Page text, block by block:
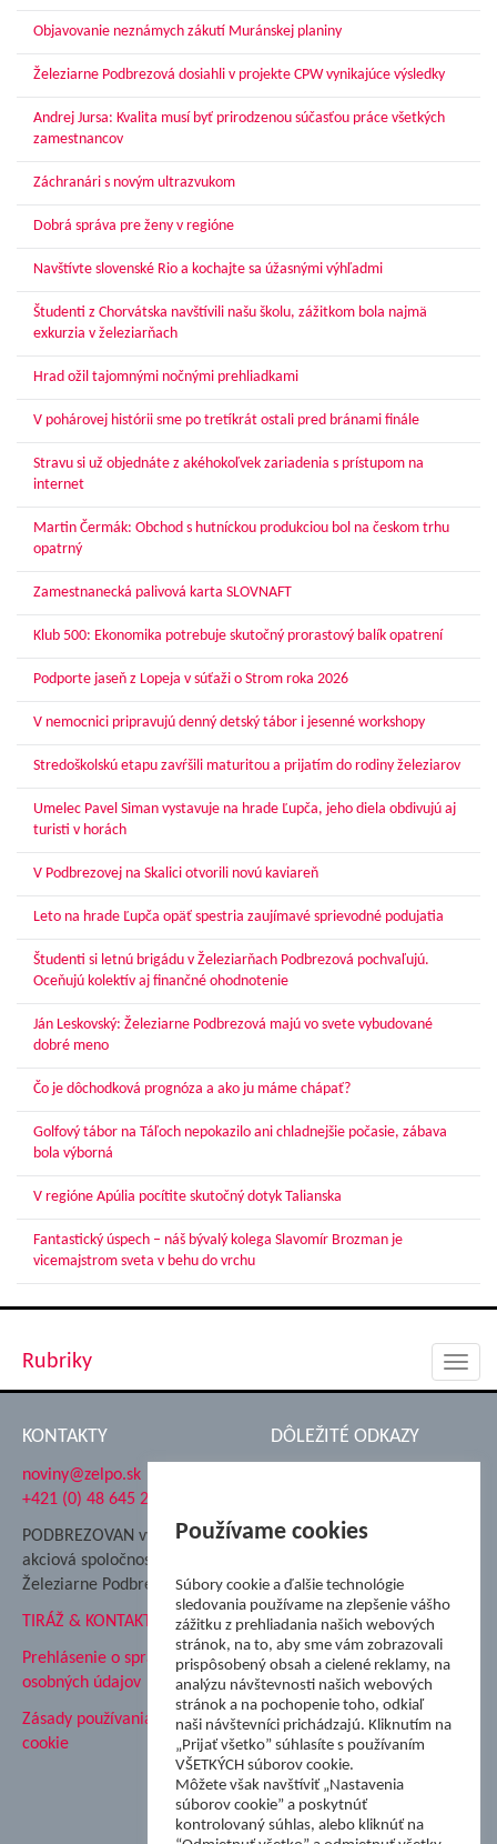
Objavovanie neznámych zákutí Muránskej planiny
Železiarne Podbrezová dosiahli v projekte CPW vynikajúce výsledky
Andrej Jursa: Kvalita musí byť prirodzenou súčasťou práce všetkých
zamestnancov
Záchranári s novým ultrazvukom
Dobrá správa pre ženy v regióne
Navštívte slovenské Rio a kochajte sa úžasnými výhľadmi
Študenti z Chorvátska navštívili našu školu, zážitkom bola najmä
exkurzia v železiarňach
Hrad ožil tajomnými nočnými prehliadkami
V pohárovej histórii sme po tretíkrát ostali pred bránami finále
Stravu si už objednáte z akéhokoľvek zariadenia s prístupom na
internet
Martin Čermák: Obchod s hutníckou produkciou bol na českom trhu
opatrný
Zamestnanecká palivová karta SLOVNAFT
Klub 500: Ekonomika potrebuje skutočný prorastový balík opatrení
Podporte jaseň z Lopeja v súťaži o Strom roka 2026
V nemocnici pripravujú denný detský tábor i jesenné workshopy
Stredoškolskú etapu zavŕšili maturitou a prijatím do rodiny železiarov
Umelec Pavel Siman vystavuje na hrade Ľupča, jeho diela obdivujú aj
turisti v horách
V Podbrezovej na Skalici otvorili novú kaviareň
Leto na hrade Ľupča opäť spestria zaujímavé sprievodné podujatia
Študenti si letnú brigádu v Železiarňach Podbrezová pochvaľujú.
Oceňujú kolektív aj finančné ohodnotenie
Ján Leskovský: Železiarne Podbrezová majú vo svete vybudované
dobré meno
Čo je dôchodková prognóza a ako ju máme chápať?
Golfový tábor na Táľoch nepokazilo ani chladnejšie počasie, zábava
bola výborná
V regióne Apúlia pocítite skutočný dotyk Talianska
Fantastický úspech – náš bývalý kolega Slavomír Brozman je
vicemajstrom sveta v behu do vrchu
Rubriky
KONTAKTY
noviny@zelpo.sk
+421 (0) 48 645 2711
PODBREZOVAN vydáva
akciová spoločnosť
Železiarne Podbrezová
TIRÁŽ & KONTAKT
Prehlásenie o spracovaní
osobných údajov
Zásady používania súborov
cookie
DÔLEŽITÉ ODKAZY
Nadácia Železiarne
ŽP Informatika s.r.o.
ŠK Železiarne Podbrezová
Tále a.s.
Používame cookies
Súbory cookie a ďalšie technológie
sledovania používame na zlepšenie vášho
zážitku z prehliadania našich webových
stránok, na to, aby sme vám zobrazovali
prispôsobený obsah a cielené reklamy, na
analýzu návštevnosti našich webových
stránok a na pochopenie toho, odkiaľ
naši návštevníci prichádzajú. Kliknutím na
„Prijať všetko” súhlasíte s používaním
VŠETKÝCH súborov cookie.
Môžete však navštíviť „Nastavenia
súborov cookie” a poskytnúť
kontrolovaný súhlas, alebo kliknúť na